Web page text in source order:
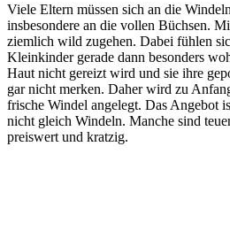
Viele Eltern müssen sich an die
insbesondere an die vollen Büchsen.
ziemlich wild zugehen. Dabei fühlen
Kleinkinder gerade dann besonders
Haut nicht gereizt wird und sie ihre
gar nicht merken. Daher wird zu
frische Windel angelegt. Das Angebot
nicht gleich Windeln. Manche sind
preiswert und kratzig.